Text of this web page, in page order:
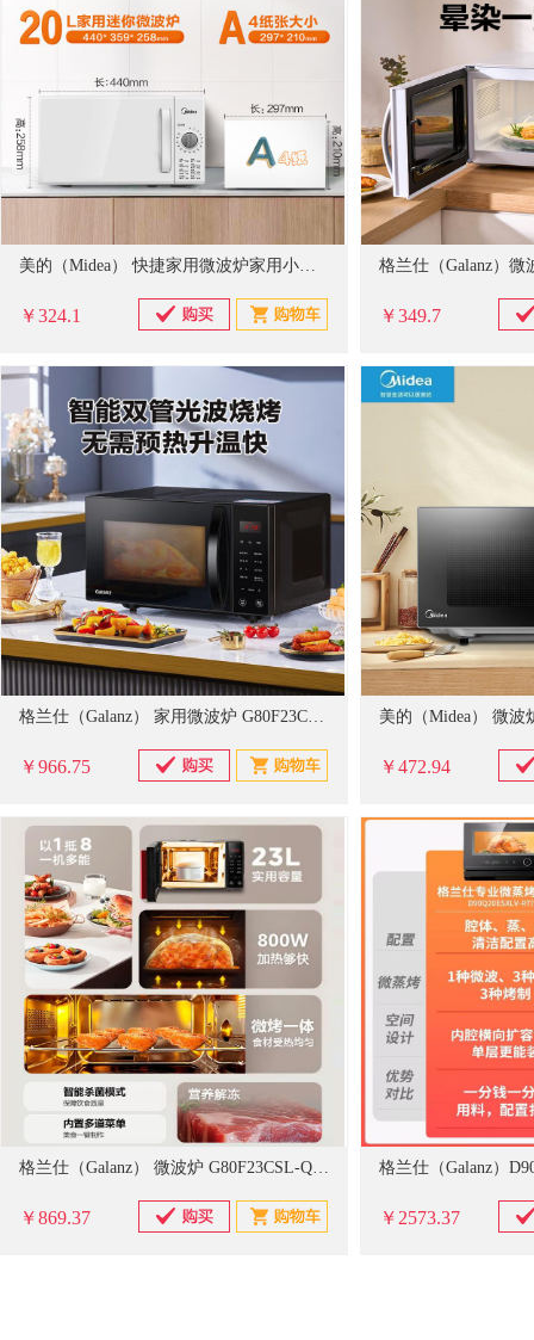
美的（Midea） 快捷家用微波炉家用小型迷你360°转盘加热 旋钮操控易洁内胆时间调节20升（PM2000）
￥324.1 ￥349.7
格兰仕（Galanz） 家用微波炉 G80F23CSL-C2(S3) 23L
￥966.75 ￥472.94
格兰仕（Galanz） 微波炉 G80F23CSL-Q6(R0) 23L
￥869.37 ￥2573.37